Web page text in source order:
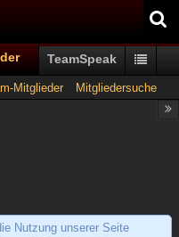
TeamSpeak
Mitglieder Mitgliedersuche
Nutzung unserer Seite